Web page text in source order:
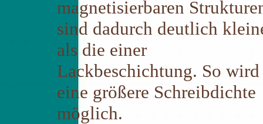
magnetisierbaren
sind dadurch deutlich
als die einer
Lackbeschichtung. So wird
eine größere Schreibdichte
möglich.